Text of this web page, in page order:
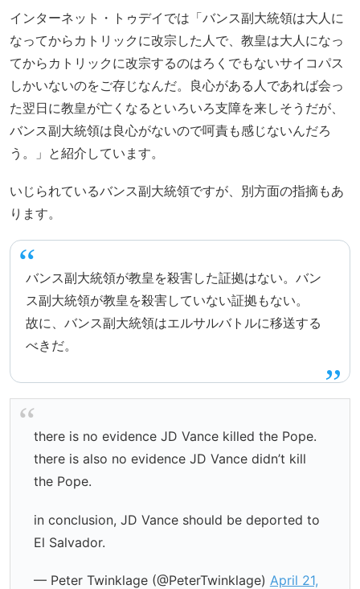
インターネット・トゥデイでは「バンス副大統領は大人に
なってからカトリックに改宗した人で、教皇は大人になっ
てからカトリックに改宗するのはろくでもないサイコパス
しかいないのをご存じなんだ。良心がある人であれば会っ
た翌日に教皇が亡くなるといろいろ支障を来しそうだが、
バンス副大統領は良心がないので呵責も感じないんだろ
う。」と紹介しています。
いじられているバンス副大統領ですが、別方面の指摘もあ
ります。
バンス副大統領が教皇を殺害した証拠はない。バン
ス副大統領が教皇を殺害していない証拠もない。
故に、バンス副大統領はエルサルバトルに移送する
べきだ。
there is no evidence JD Vance killed the Pope.
there is also no evidence JD Vance didn’t kill
the Pope.
in conclusion, JD Vance should be deported to
El Salvador.
— Peter Twinklage (@PeterTwinklage) April 21,